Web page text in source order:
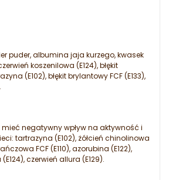
puder, albumina jaja kurzego, kwasek
koszenilowa (E124), błękit
(E102), błękit brylantowy FCF (E133),
negatywny wpływ na aktywność i
tartrazyna (E102), żółcień chinolinowa
FCF (E110), azorubina (E122),
czerwień allura (E129).